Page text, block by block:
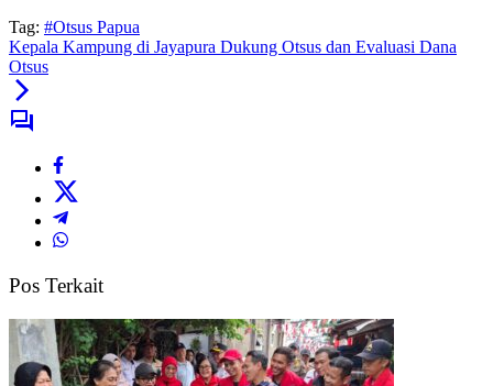
Tag: #Otsus Papua
Kepala Kampung di Jayapura Dukung Otsus dan Evaluasi Dana
Otsus
Pos Terkait